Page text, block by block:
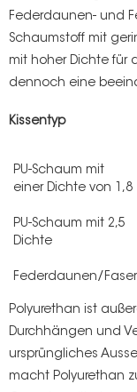
Federdaunen- und
Schaumstoff mit
mit hoher Dichte für
dennoch eine
Kissentyp
PU-Schaum mit
einer Dichte von 1,8
PU-Schaum mit 2,5
Dichte
Federdaunen/Faser
Polyurethan ist
Durchhängen und
ursprüngliches
macht Polyurethan